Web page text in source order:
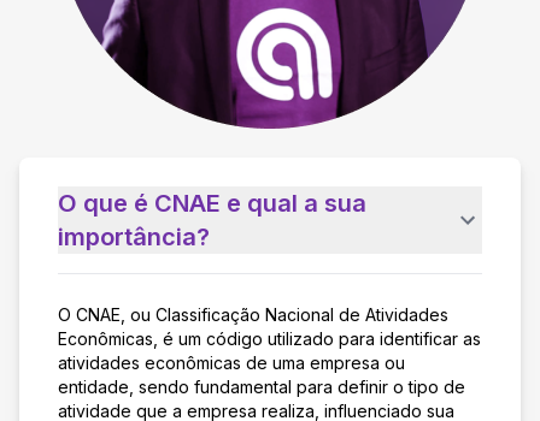
O que é CNAE e qual a sua
importância?
O CNAE, ou Classificação Nacional de Atividades
Econômicas, é um código utilizado para identificar as
atividades econômicas de uma empresa ou
entidade, sendo fundamental para definir o tipo de
atividade que a empresa realiza, influenciado sua